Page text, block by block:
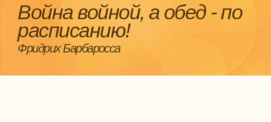
Война войной, а обед - по
расписанию!
Фридрих Барбаросса